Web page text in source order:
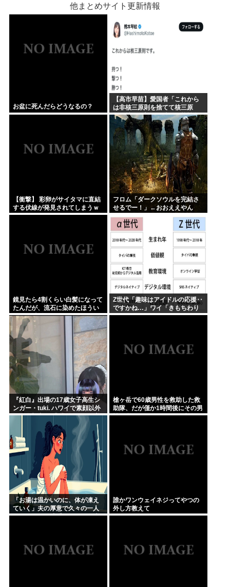
他まとめサイト更新情報
お盆に死んだらどうなるの？
【高市早苗】愛国者「これから
は非核三原則を捨てて核三原
則。持つ！撃つ！勝つ！核戦争
には慣れている、試してみる
か？」
【衝撃】 彩卵がサイタマに直結
する伏線が発見されてしまうｗ
ｗｗ
フロム「ダークソウルを完結さ
せるでー！」←おおええやん
鏡見たら4割くらい白髪になって
たんだが、流石に染めたほうい
いの ？半分おじいちゃんでドン
引きしたわ
Z世代「趣味はアイドルの応援‥
ですかね…」ワイ「きもちわり
ーwww」
『紅白』出場の17歳女子高生シ
ンガー・tuki. ハワイで素顔以外
ほぼ全部出し 「隠しきれない美
貌」とSNSざわつく
槍ヶ岳で60歳男性を救助した救
助隊、だが僅か1時間後にその男
性が所属していたPTから連絡が
「お湯は温かいのに、体が凍え
ていく」夫の厚意で久々の一人
風呂、ハッカ油系オイルを原液
誰かワンウェイネジってやつの
外し方教えて